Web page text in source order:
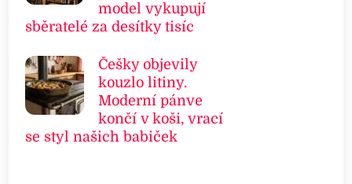
model vykupují
sběratelé za desítky tisíc
Češky objevily
kouzlo litiny.
Moderní pánve
končí v koši, vrací
se styl našich babiček